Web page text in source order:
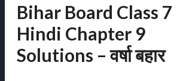
Bihar Board Class 7
Hindi Chapter 9
Solutions – वर्षा बहार